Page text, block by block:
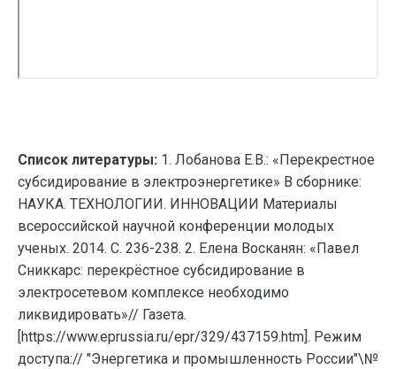
Список литературы: 1. Лобанова Е.В.: «Перекрестное
субсидирование в электроэнергетике» В сборнике:
НАУКА. ТЕХНОЛОГИИ. ИННОВАЦИИ Материалы
всероссийской научной конференции молодых
ученых. 2014. С. 236-238. 2. Елена Восканян: «Павел
Сниккарс: перекрёстное субсидирование в
электросетевом комплексе необходимо
ликвидировать»// Газета.
[https://www.eprussia.ru/epr/329/437159.htm]. Режим
доступа:// "Энергетика и промышленность России"\№